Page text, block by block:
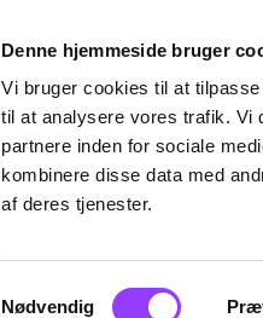
Denne hjemmeside bruger
Vi bruger cookies til at
til at analysere vores trafik. Vi
partnere inden for sociale
kombinere disse data med
af deres tjenester.
Samtykkevalg
Nødvendig